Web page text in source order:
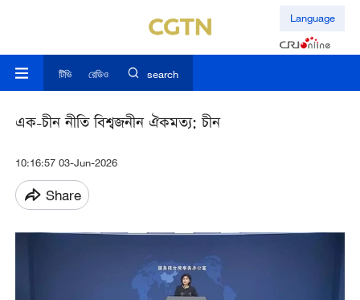
Language
টিভি রেডিও search
এক-চীন নীতি বিশ্বজনীন ঐকমত্য: চীন
10:16:57 03-Jun-2026
Share